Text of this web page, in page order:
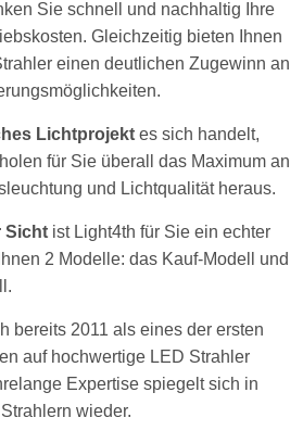
Sie schnell und nachhaltig Ihre
Gleichzeitig bieten Ihnen
einen deutlichen Zugewinn an
Lichtprojektes sich handelt,
für Sie überall das Maximum an
und Lichtqualität heraus.
Sicht ist Light4th für Sie ein echter
2 Modelle: das Kauf-Modell und
bereits 2011 als eines der ersten
auf hochwertige LED Strahler
Expertise spiegelt sich in
wieder.